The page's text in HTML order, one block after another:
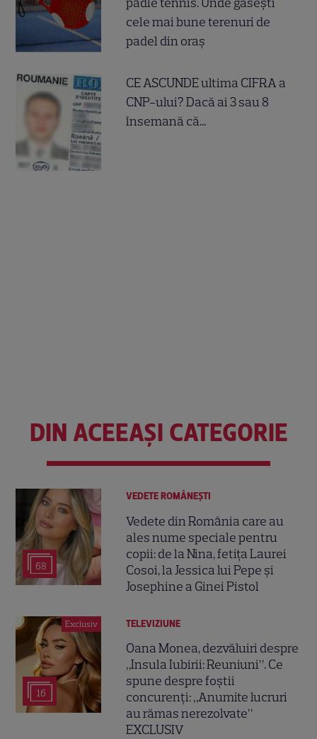
cele mai bune terenuri de
padel din oraș
CE ASCUNDE ultima CIFRA a
CNP-ului? Dacă ai 3 sau 8
însemană că...
DIN ACEEAȘI CATEGORIE
68
VEDETE ROMÂNEŞTI
Vedete din România care au
ales nume speciale pentru
copii: de la Nina, fetița Laurei
Cosoi, la Jessica lui Pepe și
Josephine a Ginei Pistol
Exclusiv
16
TELEVIZIUNE
Oana Monea, dezvăluiri despre
„Insula Iubirii: Reuniuni”. Ce
spune despre foștii
concurenți: „Anumite lucruri
au rămas nerezolvate”
EXCLUSIV